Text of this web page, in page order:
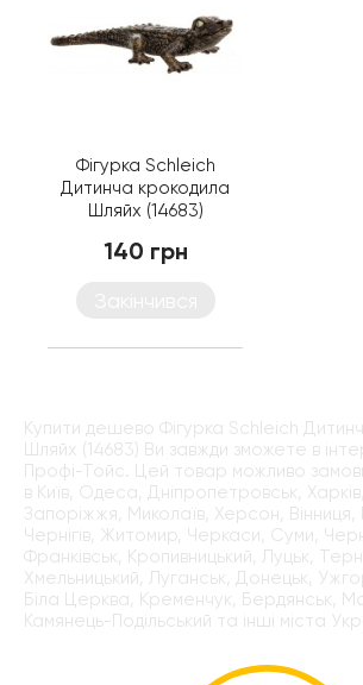
Фігурка Schleich
Дитинча крокодила
Шляйх (14683)
140 грн
Купити дешево Фігурка Schleich
Шляйх (14683) Ви завжди зможете в
Профі-Тойс. Цей товар можливо
в Київ, Одеса, Дніпропетровськ, Харків,
Запоріжжя, Миколаїв, Херсон, Вінниця,
Чернігів, Житомир, Черкаси, Суми,
Франківськ, Кропивницький, Луцьк,
Хмельницький, Луганськ, Донецьк,
Біла Церква, Кременчук, Бердянськ,
Камянець-Подільський та інші міста